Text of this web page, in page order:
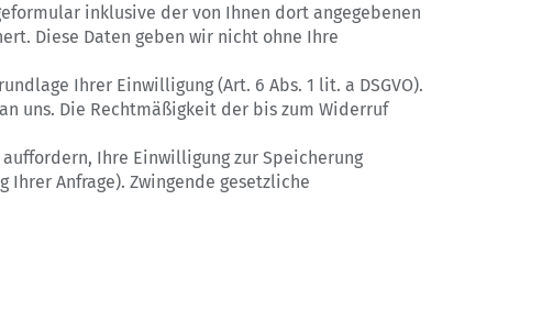
inklusive der von Ihnen dort angegebenen
Diese Daten geben wir nicht ohne Ihre
Ihrer Einwilligung (Art. 6 Abs. 1 lit. a DSGVO).
uns. Die Rechtmäßigkeit der bis zum Widerruf
Ihre Einwilligung zur Speicherung
Anfrage). Zwingende gesetzliche